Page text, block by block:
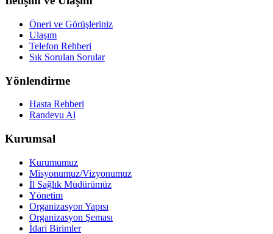
Öneri ve Görüşleriniz
Ulaşım
Telefon Rehberi
Sık Sorulan Sorular
Yönlendirme
Hasta Rehberi
Randevu Al
Kurumsal
Kurumumuz
Misyonumuz/Vizyonumuz
İl Sağlık Müdürümüz
Yönetim
Organizasyon Yapısı
Organizasyon Şeması
İdari Birimler